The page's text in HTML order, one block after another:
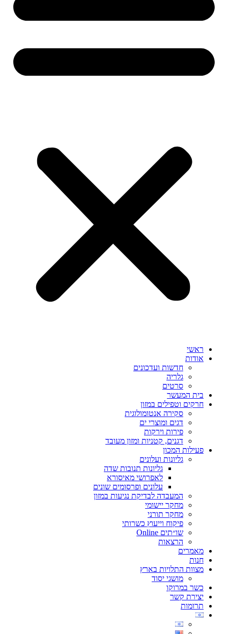
ראשי
אודות
חדשות ועדכונים
גלריה
סרטים
בית המעשר
חרקים וטפילים במזון
סקירה אנטומולוגית
דגים ומוצרי ים
פירות וירקות
דגנים, קטניות ומזון מעובד
פעילות המכון
גליונות ועלונים
גליונות תנובות שדה
לאפרושי מאיסורא
עלונים ופרסומים שונים
המעבדה לבדיקת נגיעות במזון
מחקר יישומי
מחקר תורני
פיקוח וייעוץ כשרותי
שו״תים Online
הרצאות
מאמרים
חנות
מצוות התלויות בארץ
מושגי יסוד
כשר במרוקו
יצירת קשר
תרומות